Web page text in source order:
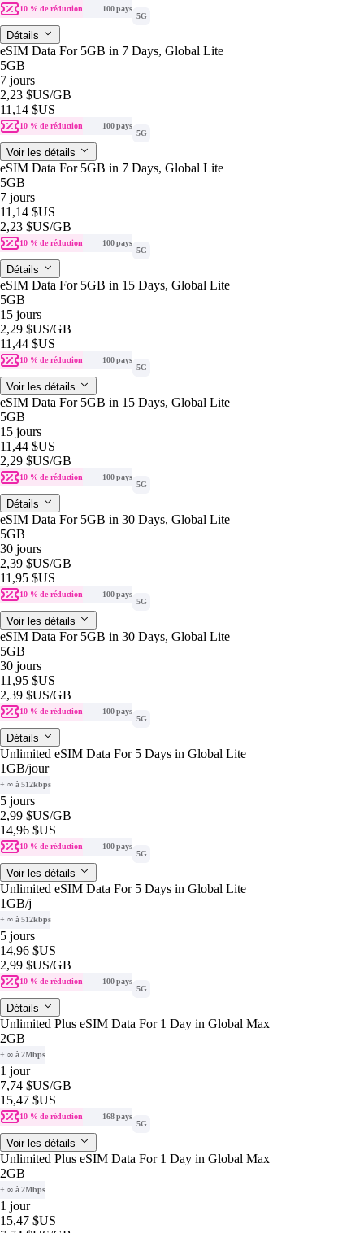
10 % de réduction
100 pays
5G
Détails
eSIM Data For 5GB in 7 Days, Global Lite
5GB
7 jours
2,23 $US/GB
11,14 $US
10 % de réduction
100 pays
5G
Voir les détails
eSIM Data For 5GB in 7 Days, Global Lite
5GB
7 jours
11,14 $US
2,23 $US/GB
10 % de réduction
100 pays
5G
Détails
eSIM Data For 5GB in 15 Days, Global Lite
5GB
15 jours
2,29 $US/GB
11,44 $US
10 % de réduction
100 pays
5G
Voir les détails
eSIM Data For 5GB in 15 Days, Global Lite
5GB
15 jours
11,44 $US
2,29 $US/GB
10 % de réduction
100 pays
5G
Détails
eSIM Data For 5GB in 30 Days, Global Lite
5GB
30 jours
2,39 $US/GB
11,95 $US
10 % de réduction
100 pays
5G
Voir les détails
eSIM Data For 5GB in 30 Days, Global Lite
5GB
30 jours
11,95 $US
2,39 $US/GB
10 % de réduction
100 pays
5G
Détails
Unlimited eSIM Data For 5 Days in Global Lite
1GB/jour
+ ∞ à 512kbps
5 jours
2,99 $US/GB
14,96 $US
10 % de réduction
100 pays
5G
Voir les détails
Unlimited eSIM Data For 5 Days in Global Lite
1GB/j
+ ∞ à 512kbps
5 jours
14,96 $US
2,99 $US/GB
10 % de réduction
100 pays
5G
Détails
Unlimited Plus eSIM Data For 1 Day in Global Max
2GB
+ ∞ à 2Mbps
1 jour
7,74 $US/GB
15,47 $US
10 % de réduction
168 pays
5G
Voir les détails
Unlimited Plus eSIM Data For 1 Day in Global Max
2GB
+ ∞ à 2Mbps
1 jour
15,47 $US